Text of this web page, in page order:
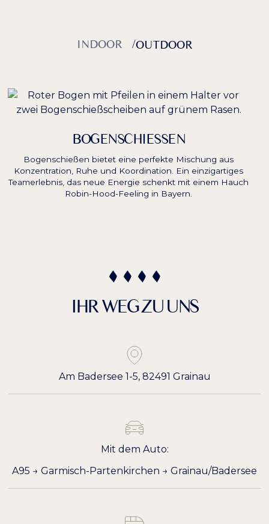
INDOOR /OUTDOOR
BOGENSCHIESSEN
Bogenschießen bietet eine perfekte Mischung aus
Konzentration, Ruhe und Koordination. Ein einzigartiges
Teamerlebnis, das neue Energie schenkt mit einem Hauch
Robin-Hood-Feeling in Bayern.
IHR WEG ZU UNS
Am Badersee 1-5, 82491 Grainau
Mit dem Auto:
A95 → Garmisch-Partenkirchen → Grainau/Badersee